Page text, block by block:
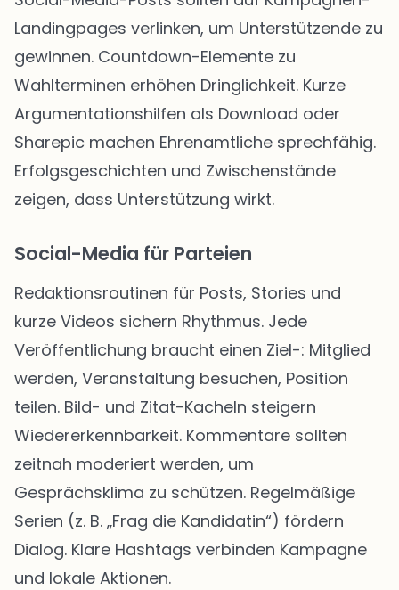
Landingpages verlinken, um Unterstützende zu
gewinnen. Countdown-Elemente zu
Wahlterminen erhöhen Dringlichkeit. Kurze
Argumentationshilfen als Download oder
Sharepic machen Ehrenamtliche sprechfähig.
Erfolgsgeschichten und Zwischenstände
zeigen, dass Unterstützung wirkt.
Social-Media für Parteien
Redaktionsroutinen für Posts, Stories und
kurze Videos sichern Rhythmus. Jede
Veröffentlichung braucht einen Ziel-: Mitglied
werden, Veranstaltung besuchen, Position
teilen. Bild- und Zitat-Kacheln steigern
Wiedererkennbarkeit. Kommentare sollten
zeitnah moderiert werden, um
Gesprächsklima zu schützen. Regelmäßige
Serien (z. B. „Frag die Kandidatin“) fördern
Dialog. Klare Hashtags verbinden Kampagne
und lokale Aktionen.